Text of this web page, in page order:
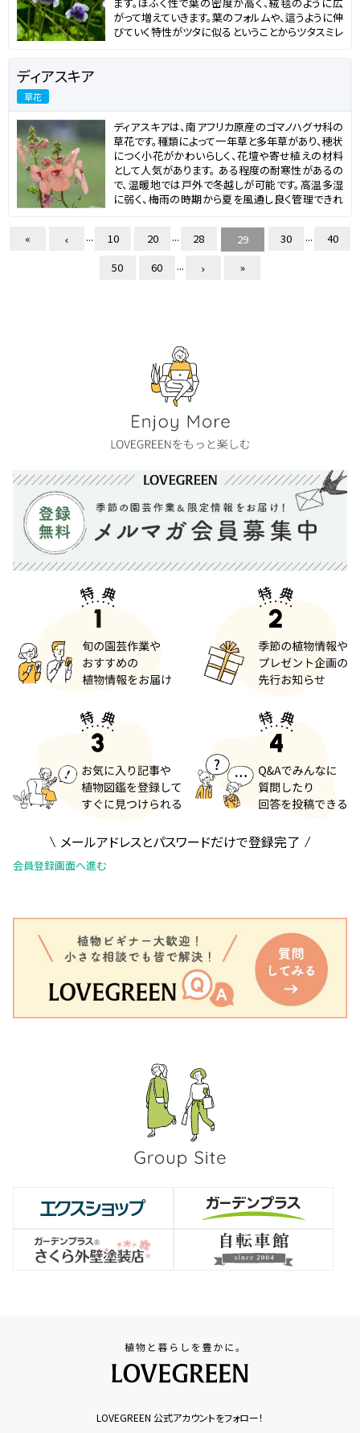
通しています。
ます。ほふく性で葉の密度が高く、絨毯のように広
がって増えていきます。葉のフォルムや、這うように伸
びていく特性がツタに似るということからツタスミレ
きます。
ディアスキア
草花
ディアスキアは、南アフリカ原産のゴマノハグサ科の
草花です。種類によって一年草と多年草があり、穂状
につく小花がかわいらしく、花壇や寄せ植えの材料
として人気があります。 ある程度の耐寒性があるの
で、温暖地では戸外で冬越しが可能です。高温多湿
に弱く、梅雨の時期から夏を風通し良く管理できれ
«
... 10 20 ... 28 29 30 ...
40
50
60 ... »
メールアドレスとパスワードだけで登録完了
会員登録画面へ進む
LOVEGREEN 公式アカウントをフォロー！